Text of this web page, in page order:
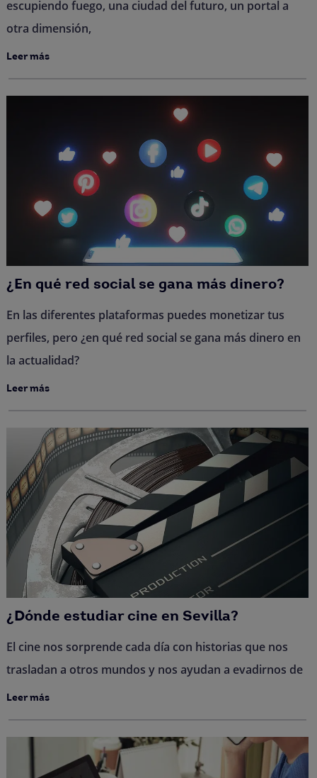
escupiendo fuego, una ciudad del futuro, un portal a
otra dimensión,
Leer más
¿En qué red social se gana más dinero?
En las diferentes plataformas puedes monetizar tus
perfiles, pero ¿en qué red social se gana más dinero en
la actualidad?
Leer más
¿Dónde estudiar cine en Sevilla?
El cine nos sorprende cada día con historias que nos
trasladan a otros mundos y nos ayudan a evadirnos de
Leer más